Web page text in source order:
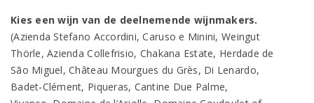
Kies een wijn van de deelnemende wijnmakers.
(Azienda Stefano Accordini, Caruso e Minini, Weingut
Thörle, Azienda Collefrisio, Chakana Estate, Herdade de
São Miguel, Château Mourgues du Grès, Di Lenardo,
Badet-Clément, Piqueras, Cantine Due Palme,